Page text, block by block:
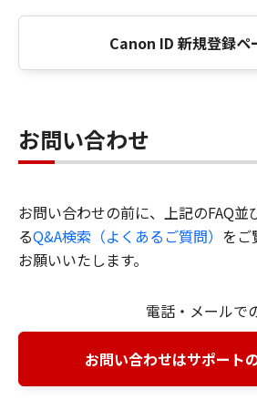
Canon ID 新規登録ペ
お問い合わせ
お問い合わせの前に、上記のFAQ並
るQ&A検索（よくあるご質問） をご
お願いいたします。
電話・メールで
お問い合わせはサポート